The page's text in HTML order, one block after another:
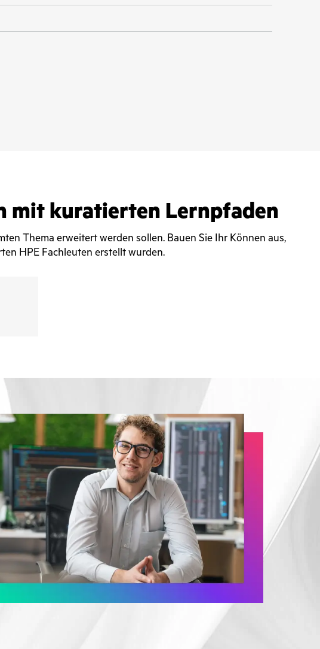
mit kuratierten Lernpfaden
Thema erweitert werden sollen. Bauen Sie Ihr Können aus,
HPE Fachleuten erstellt wurden.